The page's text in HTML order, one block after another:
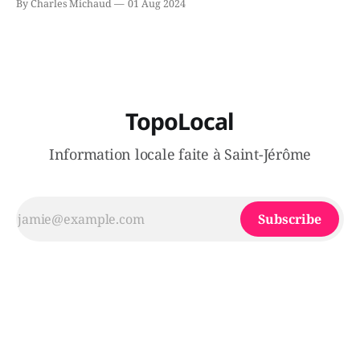
victimes aurait été écrasée sous un véhicule et aspergée
By Charles Michaud 01 Aug 2024
TopoLocal
Information locale faite à Saint-Jérôme
Subscribe